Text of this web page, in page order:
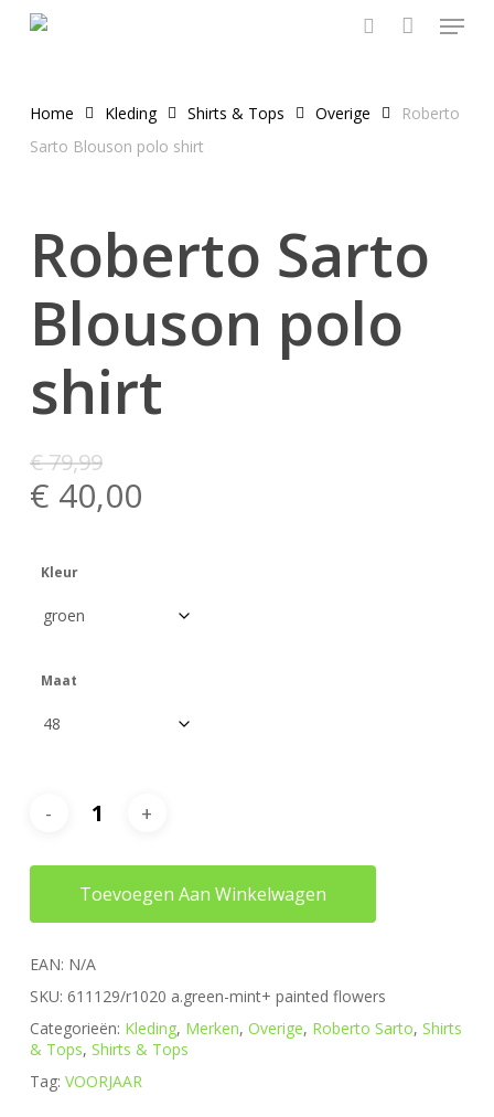
Menu
Home Kleding Shirts & Tops Overige
Roberto
Sarto Blouson polo shirt
Roberto Sarto
Blouson polo
shirt
€79,99
€ 40,00
Kleur
Maat
Toevoegen Aan Winkelwagen
EAN: N/A
SKU: 611129/r1020 a.green-mint+ painted flowers
Categorieën: Kleding, Merken, Overige, Roberto Sarto, Shirts
& Tops, Shirts & Tops
Tag: VOORJAAR